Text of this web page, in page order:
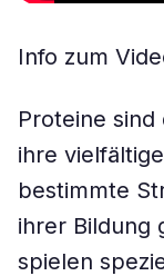
Info zum
Proteine sind
ihre
bestimmte
ihrer Bildung
spielen